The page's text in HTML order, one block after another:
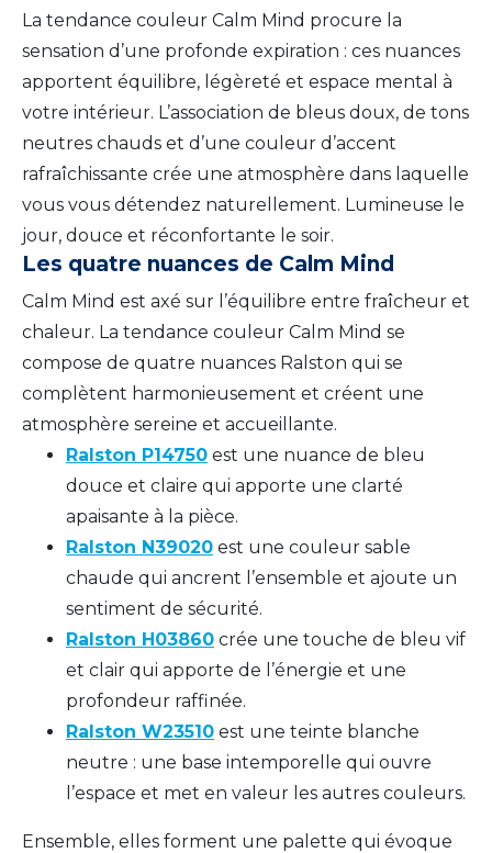
La tendance couleur Calm Mind procure la
sensation d’une profonde expiration : ces nuances
apportent équilibre, légèreté et espace mental à
votre intérieur. L’association de bleus doux, de tons
neutres chauds et d’une couleur d’accent
rafraîchissante crée une atmosphère dans laquelle
vous vous détendez naturellement. Lumineuse le
jour, douce et réconfortante le soir.
Les quatre nuances de Calm Mind
Calm Mind est axé sur l’équilibre entre fraîcheur et
chaleur. La tendance couleur Calm Mind se
compose de quatre nuances Ralston qui se
complètent harmonieusement et créent une
atmosphère sereine et accueillante.
Ralston P14750 est une nuance de bleu
douce et claire qui apporte une clarté
apaisante à la pièce.
Ralston N39020 est une couleur sable
chaude qui ancrent l’ensemble et ajoute un
sentiment de sécurité.
Ralston H03860 crée une touche de bleu vif
et clair qui apporte de l’énergie et une
profondeur raffinée.
Ralston W23510 est une teinte blanche
neutre : une base intemporelle qui ouvre
l’espace et met en valeur les autres couleurs.
Ensemble, elles forment une palette qui évoque